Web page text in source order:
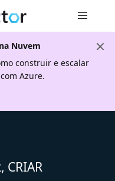
Nuvem
construir e escalar
Azure.
CRIAR